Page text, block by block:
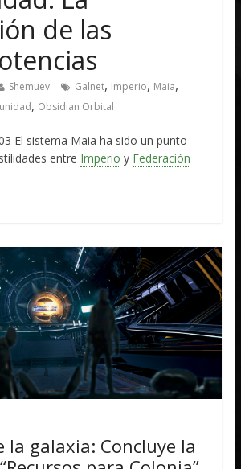
de las
Shemuev Galnet, Imperio, Maia,
, Obsidian Orbital
El sistema Maia ha sido un punto
entre Imperio y Federación
la galaxia: Concluye la